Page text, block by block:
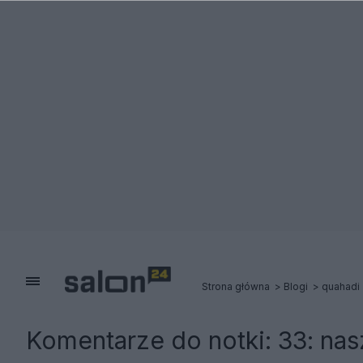
Strona główna Blogi quahadi
Komentarze do notki: 33: